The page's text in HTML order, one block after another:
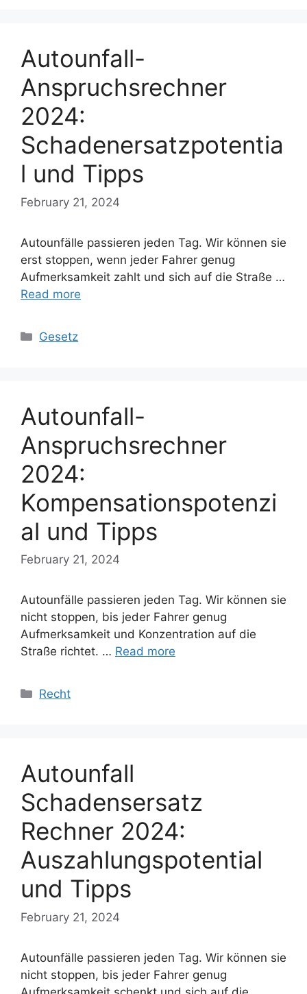
Autounfall-
Anspruchsrechner
2024:
Schadenersatzpotentia
l und Tipps
February 21, 2024
Autounfälle passieren jeden Tag. Wir können sie
erst stoppen, wenn jeder Fahrer genug
Aufmerksamkeit zahlt und sich auf die Straße …
Read more
Categories
Gesetz
Autounfall-
Anspruchsrechner
2024:
Kompensationspotenzi
al und Tipps
February 21, 2024
Autounfälle passieren jeden Tag. Wir können sie
nicht stoppen, bis jeder Fahrer genug
Aufmerksamkeit und Konzentration auf die
Straße richtet. … Read more
Categories
Recht
Autounfall
Schadensersatz
Rechner 2024:
Auszahlungspotential
und Tipps
February 21, 2024
Autounfälle passieren jeden Tag. Wir können sie
nicht stoppen, bis jeder Fahrer genug